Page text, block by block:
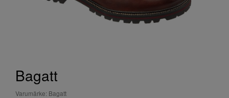
Bagatt
Varumärke: Bagatt